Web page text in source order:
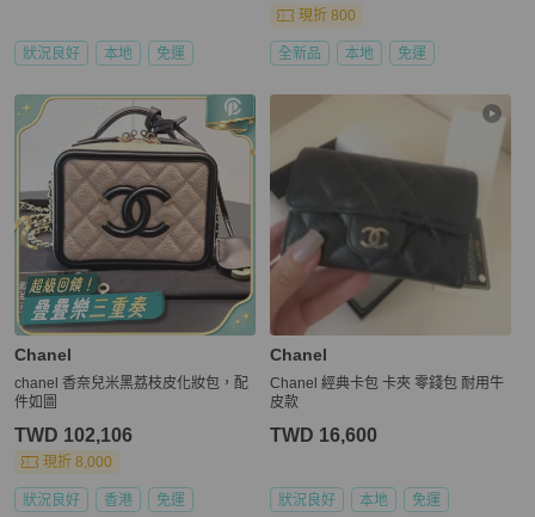
狀況良好 本地 免運
現折 800
全新品 本地 免運
Chanel
chanel 香奈兒米黑荔枝皮化妝包，配
件如圖
TWD 102,106
現折 8,000
狀況良好 香港 免運
Chanel
Chanel 經典卡包 卡夾 零錢包 耐用牛
皮款
TWD 16,600
狀況良好 本地 免運